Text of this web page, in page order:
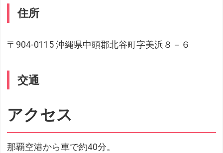
住所
〒904-0115 沖縄県中頭郡北谷町字美浜８－６
交通
アクセス
那覇空港から車で約40分。